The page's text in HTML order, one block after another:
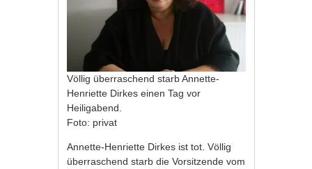
Völlig überraschend starb Annette-
Henriette Dirkes einen Tag vor
Heiligabend.
Foto: privat
Annette-Henriette Dirkes ist tot. Völlig
überraschend starb die Vorsitzende vom